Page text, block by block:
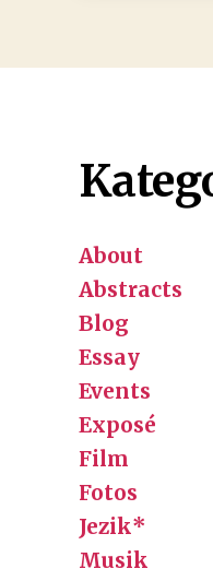
About
Abstracts
Blog
Essay
Events
Exposé
Film
Fotos
Jezik*
Musik